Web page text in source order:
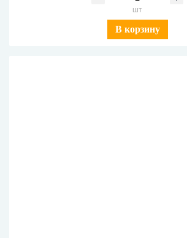
шт
В корзину